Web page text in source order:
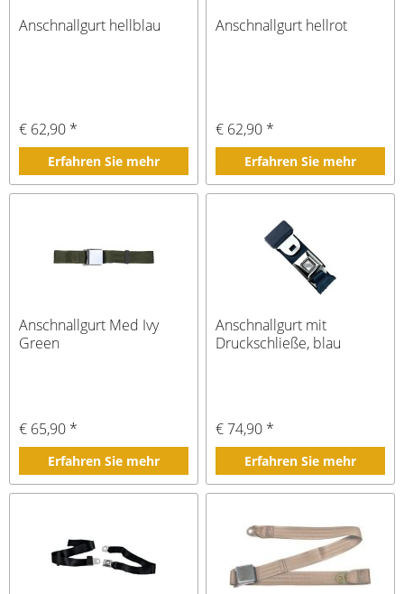
Anschnallgurt hellblau
€ 62,90 *
Erfahren Sie mehr
Anschnallgurt hellrot
€ 62,90 *
Erfahren Sie mehr
Anschnallgurt Med Ivy
Green
€ 65,90 *
Erfahren Sie mehr
Anschnallgurt mit
Druckschließe, blau
€ 74,90 *
Erfahren Sie mehr